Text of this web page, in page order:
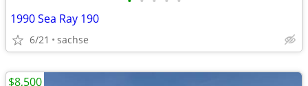
1990 Sea Ray 190
6/21 sachse
$8,500